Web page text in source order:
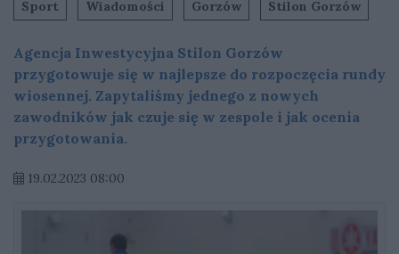
Sport Wiadomości Gorzów Stilon Gorzów
Agencja Inwestycyjna Stilon Gorzów
przygotowuje się w najlepsze do rozpoczęcia rundy
wiosennej. Zapytaliśmy jednego z nowych
zawodników jak czuje się w zespole i jak ocenia
przygotowania.
19.02.2023 08:00